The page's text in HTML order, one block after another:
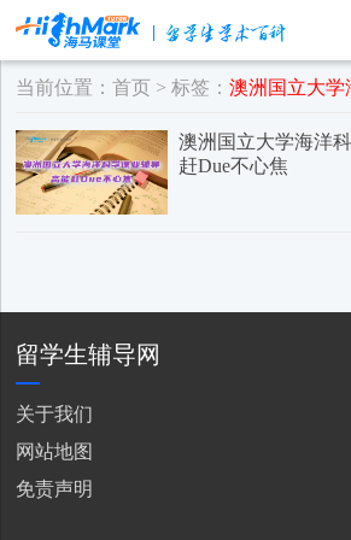
当前位置：首页 > 标签：澳洲国立大学
澳洲国立大学海洋
赶Due不心焦
留学生辅导网
关于我们
网站地图
免责声明